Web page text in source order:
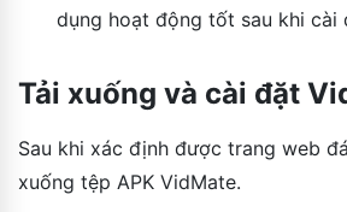
dụng hoạt động tốt sau khi cài
Tải xuống và cài đặt
Sau khi xác định được trang web
xuống tệp APK VidMate.